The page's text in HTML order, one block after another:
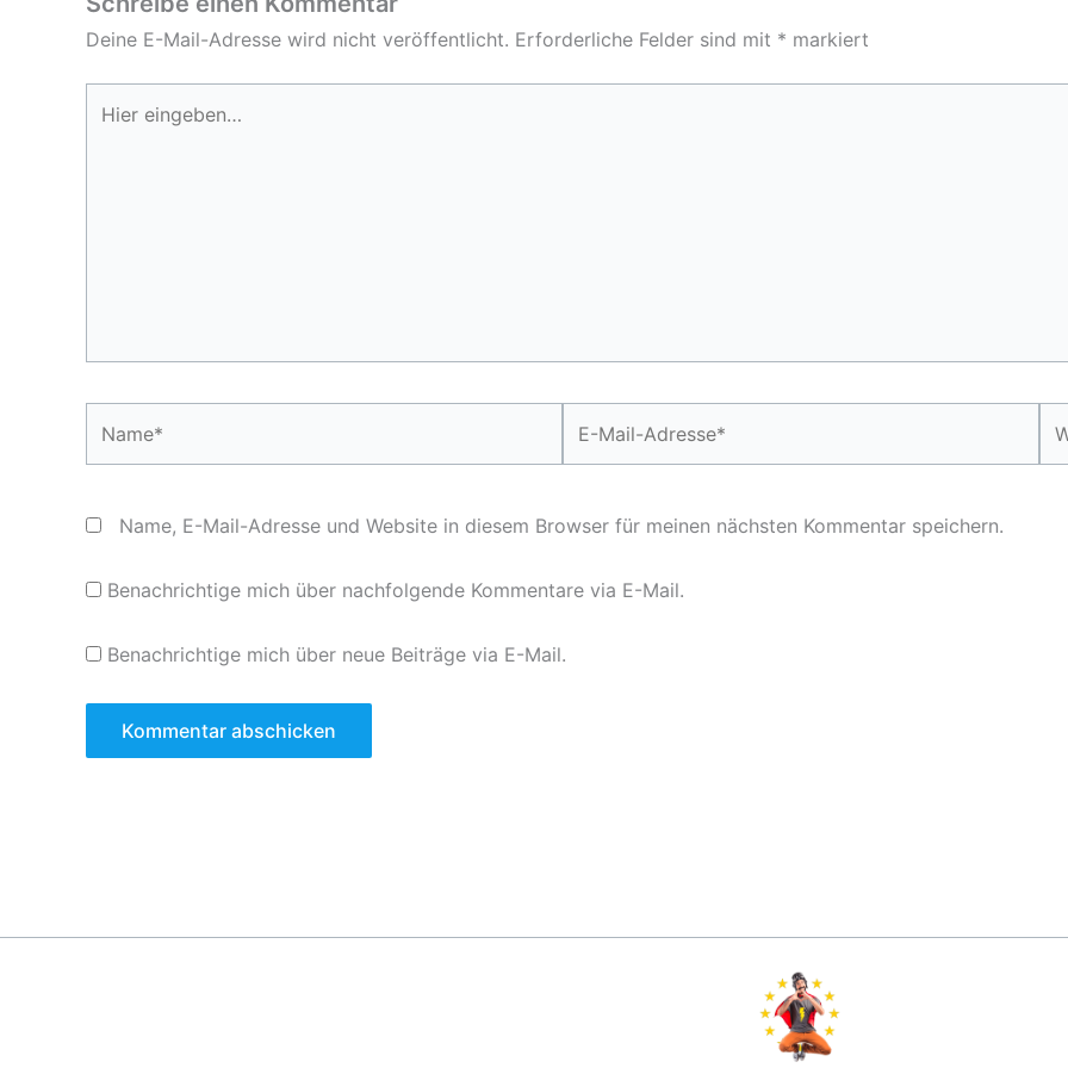
Deine E-Mail-Adresse wird nicht veröffentlicht. Erforderliche Felder sind mit * markiert
eingeben…
Mail-
Name, E-Mail-Adresse und Website in diesem Browser für meinen nächsten Kommentar speichern.
Benachrichtige mich über nachfolgende Kommentare via E-Mail.
Benachrichtige mich über neue Beiträge via E-Mail.